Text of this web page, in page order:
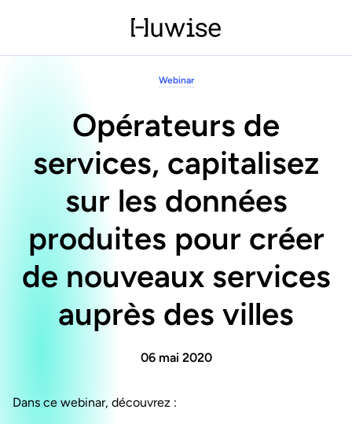
Webinar
Opérateurs de
services, capitalisez
sur les données
produites pour créer
de nouveaux services
auprès des villes
06 mai 2020
Dans ce webinar, découvrez :